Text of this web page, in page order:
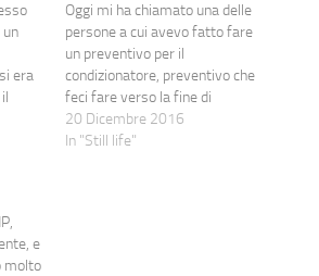
era
se
Oggi mi ha chiamato una delle
persone a cui avevo fatto fare
un preventivo per il
condizionatore, preventivo che
feci fare verso la fine di
settembre. Tra quelli che
vennero, questo fu quello che
20 Dicembre 2016
In "Still life"
e
molto